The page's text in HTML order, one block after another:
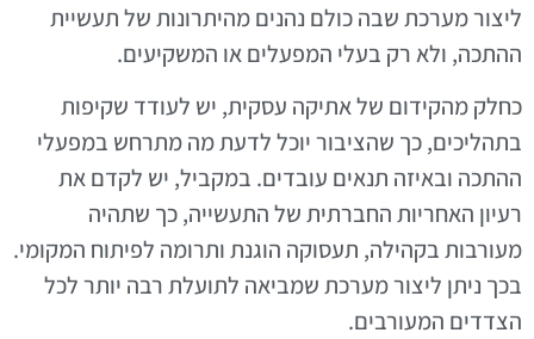
ליצור מערכת שבה כולם נהנים מהיתרונות של תעשיית
ההתכה, ולא רק בעלי המפעלים או המשקיעים.
כחלק מהקידום של אתיקה עסקית, יש לעודד שקיפות
בתהליכים, כך שהציבור יוכל לדעת מה מתרחש במפעלי
ההתכה ובאיזה תנאים עובדים. במקביל, יש לקדם את
רעיון האחריות החברתית של התעשייה, כך שתהיה
מעורבות בקהילה, תעסוקה הוגנת ותרומה לפיתוח המקומי.
בכך ניתן ליצור מערכת שמביאה לתועלת רבה יותר לכל
הצדדים המעורבים.